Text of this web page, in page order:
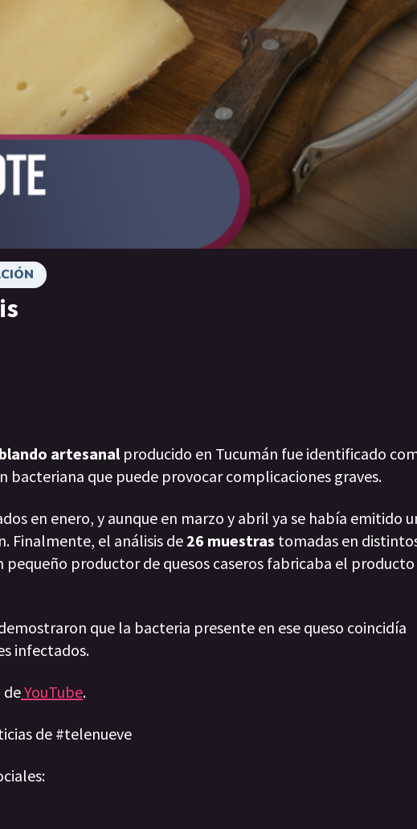
artesanalproducido en Tucumán fue identificado
bacteriana que puede provocar complicaciones graves.
en enero, y aunque en marzo y abril ya se había emitido
Finalmente, el análisis de 26 muestras tomadas en
productor de quesos caseros fabricaba el producto
que la bacteria presente en ese queso coincidía
infectados.
deYouTube.
de #telenueve